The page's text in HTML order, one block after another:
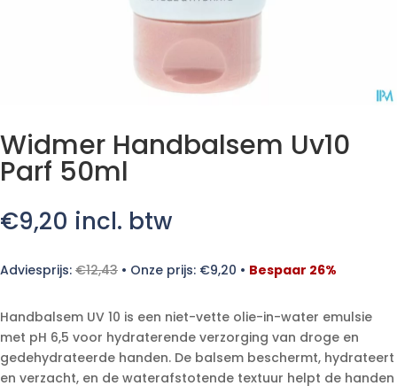
Widmer Handbalsem Uv10
Parf 50ml
€9,20 incl. btw
Adviesprijs: €12,43 • Onze prijs: €9,20 • Bespaar 26%
Handbalsem UV 10 is een niet-vette olie-in-water emulsie
met pH 6,5 voor hydraterende verzorging van droge en
gedehydrateerde handen. De balsem beschermt, hydrateert
en verzacht, en de waterafstotende textuur helpt de handen